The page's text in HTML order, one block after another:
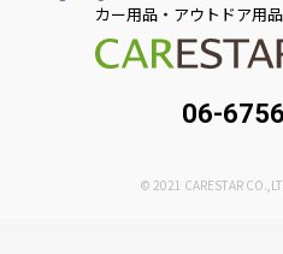
カー用品・アウトドア用品
06-
© 2021 CARESTAR